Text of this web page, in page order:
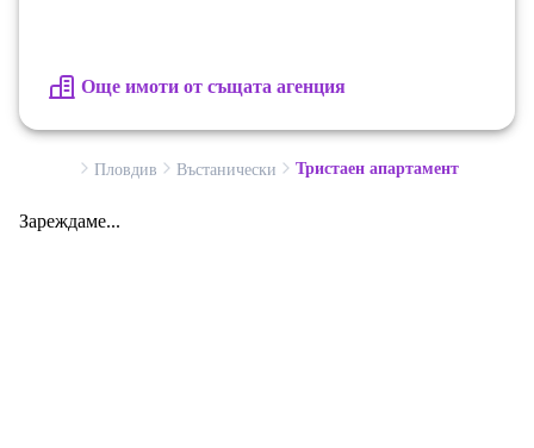
Още имоти от същата агенция
Пловдив Въстанически Тристаен апартамент
Зареждаме...